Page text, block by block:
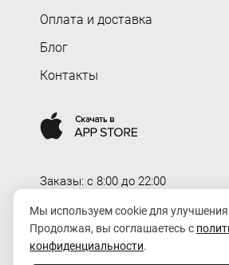
Оплата и доставка
Блог
Контакты
Заказы: c 8:00 до 22:00
Доставка: c 8:00 до 00:00
order@rozaexpress.ru
Мы используем cookie для
Продолжая, вы соглашаетесь с
конфиденциальности.